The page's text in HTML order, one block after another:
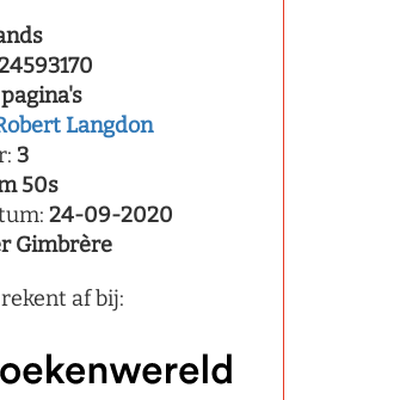
pagina's
Langdon
3
50s
24-09-2020
Gimbrère
af bij: